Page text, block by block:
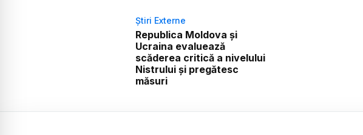
Știri Externe
Republica Moldova și
Ucraina evaluează
scăderea critică a nivelului
Nistrului și pregătesc
măsuri